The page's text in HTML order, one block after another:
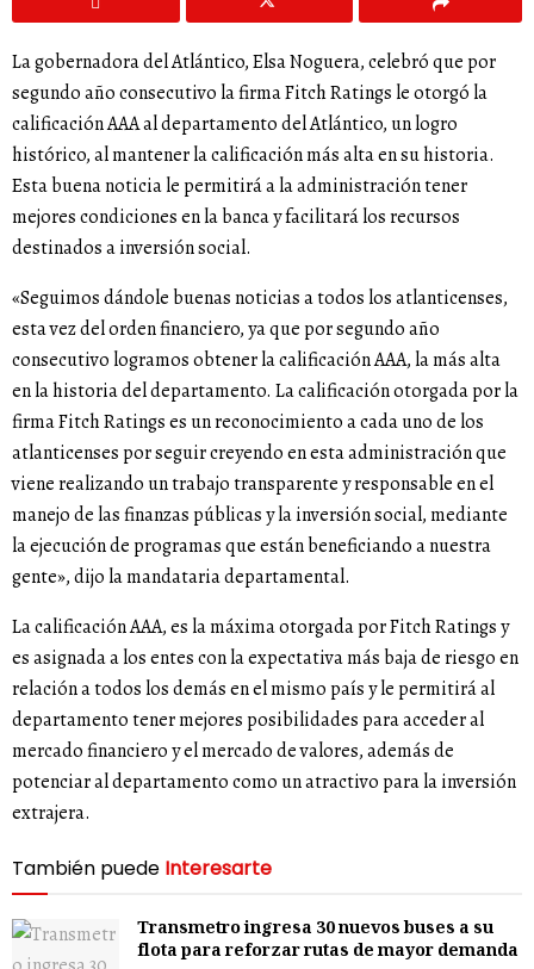
La gobernadora del Atlántico, Elsa Noguera, celebró que por
segundo año consecutivo la firma Fitch Ratings le otorgó la
calificación AAA al departamento del Atlántico, un logro
histórico, al mantener la calificación más alta en su historia.
Esta buena noticia le permitirá a la administración tener
mejores condiciones en la banca y facilitará los recursos
destinados a inversión social.
«Seguimos dándole buenas noticias a todos los atlanticenses,
esta vez del orden financiero, ya que por segundo año
consecutivo logramos obtener la calificación AAA, la más alta
en la historia del departamento. La calificación otorgada por la
firma Fitch Ratings es un reconocimiento a cada uno de los
atlanticenses por seguir creyendo en esta administración que
viene realizando un trabajo transparente y responsable en el
manejo de las finanzas públicas y la inversión social, mediante
la ejecución de programas que están beneficiando a nuestra
gente», dijo la mandataria departamental.
La calificación AAA, es la máxima otorgada por Fitch Ratings y
es asignada a los entes con la expectativa más baja de riesgo en
relación a todos los demás en el mismo país y le permitirá al
departamento tener mejores posibilidades para acceder al
mercado financiero y el mercado de valores, además de
potenciar al departamento como un atractivo para la inversión
extrajera.
También puede Interesarte
Transmetro ingresa 30 nuevos buses a su
flota para reforzar rutas de mayor demanda